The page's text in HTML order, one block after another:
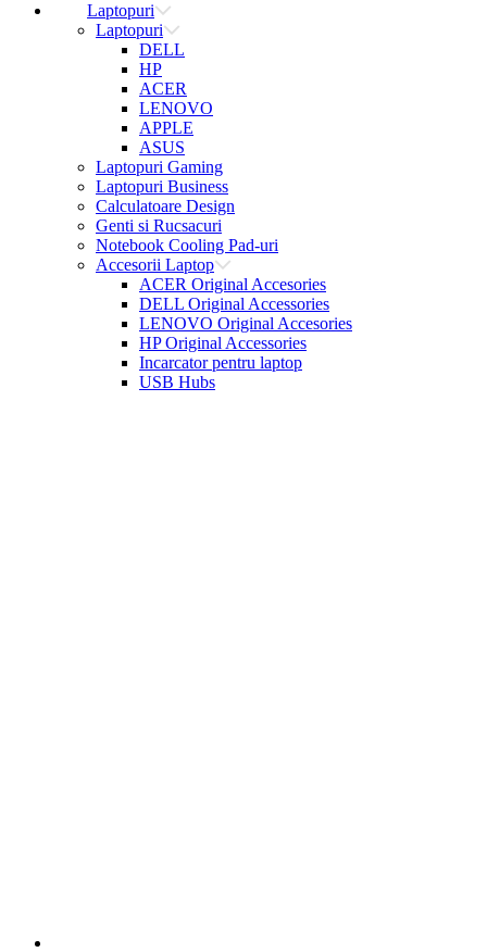
Laptopuri
Laptopuri
DELL
HP
ACER
LENOVO
APPLE
ASUS
Laptopuri Gaming
Laptopuri Business
Calculatoare Design
Genti si Rucsacuri
Notebook Cooling Pad-uri
Accesorii Laptop
ACER Original Accesories
DELL Original Accessories
LENOVO Original Accesories
HP Original Accessories
Incarcator pentru laptop
USB Hubs